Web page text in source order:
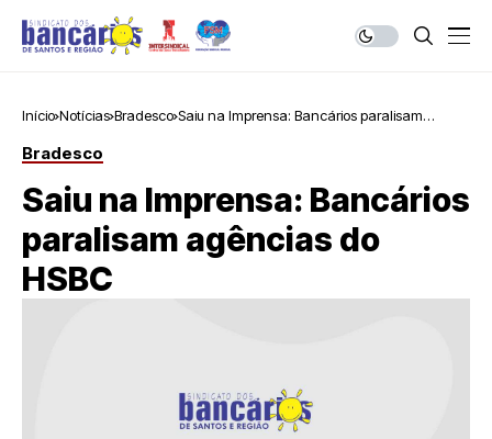
Início Notícias Bradesco Saiu na Imprensa: Bancários paralisam
Bradesco
Saiu na Imprensa: Bancários
paralisam agências do
HSBC